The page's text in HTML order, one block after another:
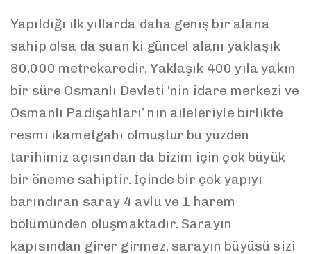
Yapıldığı ilk yıllarda daha geniş bir alana
sahip olsa da şuan ki güncel alanı yaklaşık
80.000 metrekaredir. Yaklaşık 400 yıla yakın
bir süre Osmanlı Devleti ‘nin idare merkezi ve
Osmanlı Padişahları’ nın aileleriyle birlikte
resmi ikametgahı olmuştur bu yüzden
tarihimiz açısından da bizim için çok büyük
bir öneme sahiptir. İçinde bir çok yapıyı
barındıran saray 4 avlu ve 1 harem
bölümünden oluşmaktadır. Sarayın
kapısından girer girmez, sarayın büyüsü sizi